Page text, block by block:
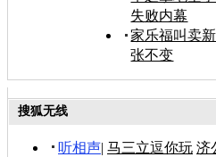
失败内幕
家乐福叫卖
张不变
搜狐无线
听相声| 马三立逗你玩 济